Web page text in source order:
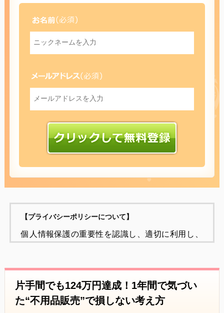
【プライバシーポリシーについて】
個人情報保護の重要性を認識し、適切に利用し、
個人情報の定義
片手間でも124万円達成！1年間で気づい
た“不用品販売”で損しない考え方